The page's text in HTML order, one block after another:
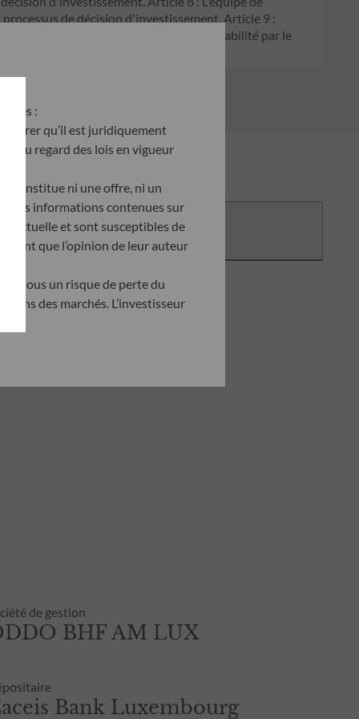
de décision d'investissement. Article 9 :
écologique, et traite les risques de durabilité par le
Documentation
de gestion
BHF AM LUX
Bank Luxembourg
:
qu’il est juridiquement
au regard des lois en vigueur
constitue ni une offre, ni un
Les informations contenues sur
et sont susceptibles de
que l’opinion de leur auteur
tous un risque de perte du
des marchés. L’investisseur
obligatoirement consulter le
avant de souscrire.
de l’usage de la présente
Il est donc recommandé